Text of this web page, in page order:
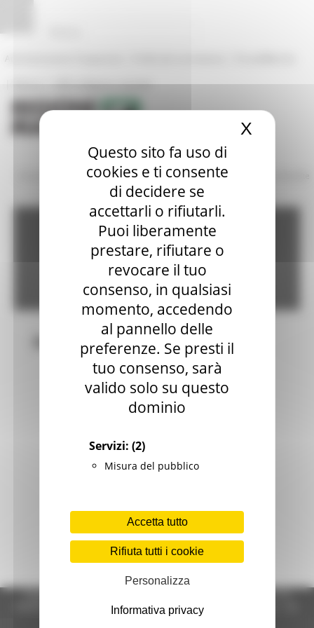
Questo sito fa uso di
cookies e ti consente
di decidere se
accettarli o rifiutarli.
Puoi liberamente
prestare, rifiutare o
revocare il tuo
consenso, in qualsiasi
momento, accedendo
al pannello delle
preferenze. Se presti il
tuo consenso, sarà
valido solo su questo
dominio
Servizi: (2)
Misura del pubblico
Accetta tutto
Rifiuta tutti i cookie
Personalizza
Informativa privacy
X
Rubrica|URP: la Regione risponde
Amministrazione Trasparente/ Bandi di gara e contratti
Amministrazione
trasparente
Regione Marche Giunta Regionale (CF 80008630420 P.IVA
00481070423) via Gentile da Fabriano, 9 - 60125 Ancona - tel.
071.8061